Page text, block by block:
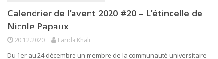
Calendrier de l’avent 2020 #20 – L’étincelle de
Nicole Papaux
20.12.2020 Farida Khali
Du 1er au 24 décembre un membre de la communauté universitaire